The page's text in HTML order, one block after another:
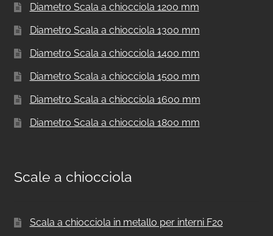
Diametro Scala a chiocciola 1200 mm
Diametro Scala a chiocciola 1300 mm
Diametro Scala a chiocciola 1400 mm
Diametro Scala a chiocciola 1500 mm
Diametro Scala a chiocciola 1600 mm
Diametro Scala a chiocciola 1800 mm
Scale a chiocciola
Scala a chiocciola in metallo per interni F20